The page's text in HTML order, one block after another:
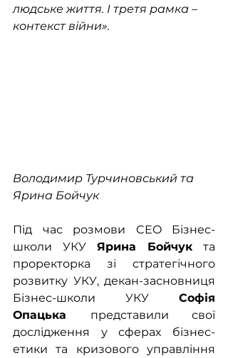
людське життя. І третя рамка –
контекст війни».
Володимир Турчиновський та
Ярина Бойчук
Під час розмови CEO Бізнес-
школи УКУ Ярина Бойчук та
проректорка зі стратегічного
розвитку УКУ, декан-засновниця
Бізнес-школи УКУ Софія
Опацька представили свої
дослідження у сферах бізнес-
етики та кризового управління